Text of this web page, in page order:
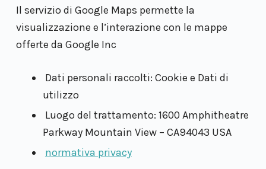
Il servizio di Google Maps permette la
visualizzazione e l’interazione con le mappe
offerte da Google Inc
Dati personali raccolti: Cookie e Dati di
utilizzo
Luogo del trattamento: 1600 Amphitheatre
Parkway Mountain View – CA94043 USA
normativa privacy